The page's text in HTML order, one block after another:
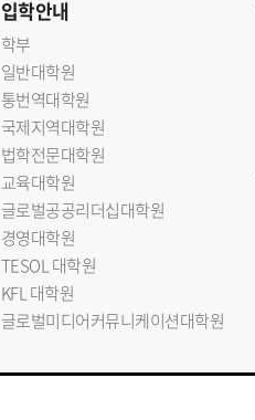
입학안내
학부
일반대학원
통번역대학원
국제지역대학원
법학전문대학원
교육대학원
글로벌공공리더십대학원
경영대학원
TESOL 대학원
KFL 대학원
글로벌미디어커뮤니케이션대학원